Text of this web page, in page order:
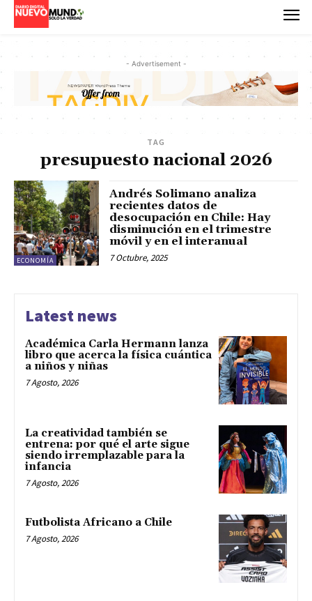
- Advertisement -
TAG
presupuesto nacional 2026
ECONOMÍA
Andrés Solimano analiza
recientes datos de
desocupación en Chile: Hay
disminución en el trimestre
móvil y en el interanual
7 Octubre, 2025
Latest news
Académica Carla Hermann lanza
libro que acerca la física cuántica
a niños y niñas
7 Agosto, 2026
La creatividad también se
entrena: por qué el arte sigue
siendo irremplazable para la
infancia
7 Agosto, 2026
Futbolista Africano a Chile
7 Agosto, 2026